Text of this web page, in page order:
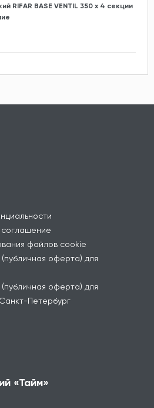
RIFAR BASE VENTIL 350 х 4 секции
соглашение
файлов cookie
оферта) для
оферта) для
Петербург
«Тайм»